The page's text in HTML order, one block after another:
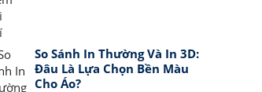
So Sánh In Thường Và In 3D:
Đâu Là Lựa Chọn Bền Màu
Cho Áo?